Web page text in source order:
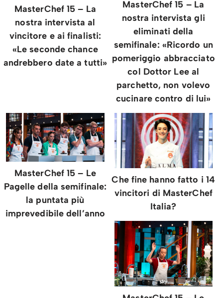
MasterChef 15 – La
nostra intervista al
vincitore e ai finalisti:
«Le seconde chance
andrebbero date a tutti»
MasterChef 15 – La
nostra intervista gli
eliminati della
semifinale: «Ricordo un
pomeriggio abbracciato
col Dottor Lee al
parchetto, non volevo
cucinare contro di lui»
MasterChef 15 – Le
Pagelle della semifinale:
la puntata più
imprevedibile dell’anno
Che fine hanno fatto i 14
vincitori di MasterChef
Italia?